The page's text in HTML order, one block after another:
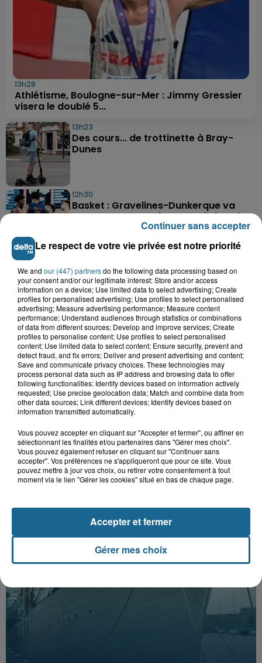
13h28
Athlétisme, Boulogne-sur-Mer : Jimmy Gressier
visera le doublé 5...
13h23
Des cours... de trottinette à Bray-
Dunes
12h30
Basket : Gravelines-Dunkerque va
commencer sa saison par du lourd
Outreau : un adolescent de 15 ans
victime d'un accident de trottinette
9h14
Des soucis sur les routes entre
Herzeele et Wormhout à partir de ce...
NOS AUTRES PODCASTS
Le respect de votre vie privée est notre priorité
We and our (447) partnersdo the following data processing based on
your consent and/or our legitimate interest: Store and/or access
information on a device; Use limited data to select advertising; Create
profiles for personalised advertising; Use profiles to select personalised
advertising; Measure advertising performance; Measure content
performance; Understand audiences through statistics or combinations
of data from different sources; Develop and improve services; Create
profiles to personalise content; Use profiles to select personalised
content; Use limited data to select content; Ensure security, prevent and
detect fraud, and fix errors; Deliver and present advertising and content;
Save and communicate privacy choices. These technologies may
process personal data such as IP address and browsing data to offer
following functionalities: Identify devices based on information actively
requested; Use precise geolocation data; Match and combine data from
other data sources; Link different devices; Identify devices based on
information transmitted automatically.
Vous pouvez accepter en cliquant sur "Accepter et fermer", ou affiner en
sélectionnant les finalités et/ou partenaires dans "Gérer mes choix".
Vous pouvez également refuser en cliquant sur "Continuer sans
accepter". Vos préférences ne s'appliqueront que pour ce site. Vous
pouvez mettre à jour vos choix, ou retirer votre consentement à tout
moment via le lien "Gérer les cookies" situé en bas de chaque page.
Gérer mes choix
Accepter et fermer
Continuer sans accepter